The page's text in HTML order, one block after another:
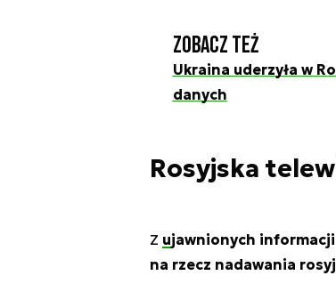
Zobacz też
Ukraina uderzyła w
danych
Rosyjska
Z ujawnionych informacji
na rzecz nadawania